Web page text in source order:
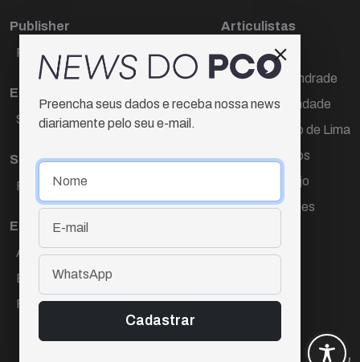
Publisher
Paulo Cesar de Oliveira
Editora Chefe
Sueli Cotta
Sub-editora
Raquel Ayres
Equipe
Ana Lúcia Cortez
Eliane Hardy
Fernando Torres
Articulistas
Décio Freire
Dr Marcos Andrade
Hamilton Trindade
Igor Carvalho de Lima
Mario Campos
Renata Araújo
Wagner Gomes
Preencha seus dados e receba nossa news
diariamente pelo seu e-mail.